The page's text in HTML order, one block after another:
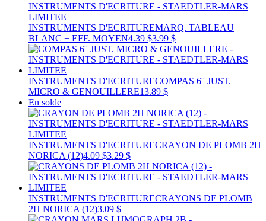
INSTRUMENTS D'ECRITUREMARQ. TABLEAU
BLANC + EFF. MOYEN4.39 $3.99 $
INSTRUMENTS D'ECRITURECOMPAS 6'' JUST.
MICRO & GENOUILLERE13.89 $
En solde
INSTRUMENTS D'ECRITURECRAYON DE PLOMB 2H
NORICA (12)4.09 $3.29 $
INSTRUMENTS D'ECRITURECRAYONS DE PLOMB
2H NORICA (12)3.09 $